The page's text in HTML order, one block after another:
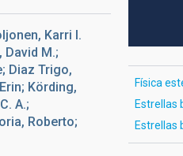
Karri I.
David M.;
Diaz Trigo,
Körding,
A.;
Roberto;
Física
Estrellas
Estrellas